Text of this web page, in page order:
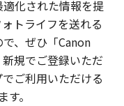
化された情報を提
トライフを送れる
、ぜひ「Canon
規でご登録いただ
ご利用いただける
。